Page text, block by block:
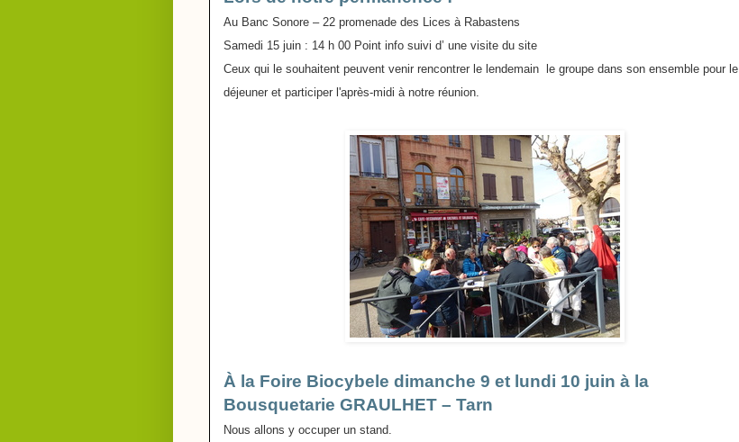
Au Banc Sonore – 22 promenade des Lices à Rabastens
Samedi 15 juin : 14 h 00 Point info suivi d’ une visite du site
Ceux qui le souhaitent peuvent venir rencontrer le lendemain le groupe dans son ensemble pour le
déjeuner et participer l'après-midi à notre réunion.
À la Foire Biocybele dimanche 9 et lundi 10 juin à la
Bousquetarie GRAULHET – Tarn
Nous allons y occuper un stand.